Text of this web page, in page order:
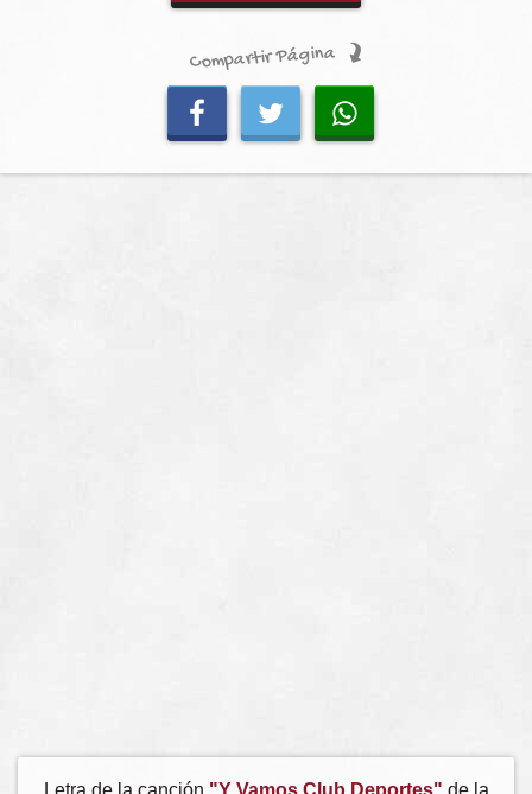
Compartir Página
Letra de la canción "Y Vamos Club Deportes" de la